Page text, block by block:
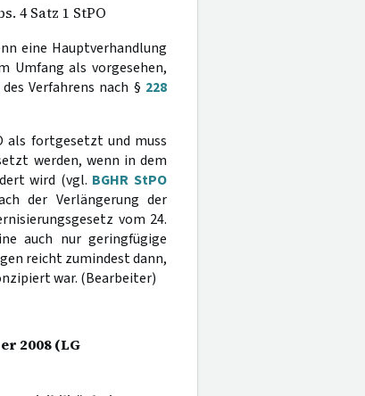
4 Satz 1 StPO
eine Hauptverhandlung
Umfang als vorgesehen,
Verfahrens nach § 228
als fortgesetzt und muss
werden, wenn in dem
wird (vgl. BGHR StPO
der Verlängerung der
vom 24.
auch nur geringfügige
reicht zumindest dann,
war. (Bearbeiter)
2008 (LG